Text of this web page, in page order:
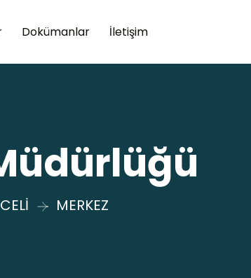
Dokümanlar İletişim
MERKEZ